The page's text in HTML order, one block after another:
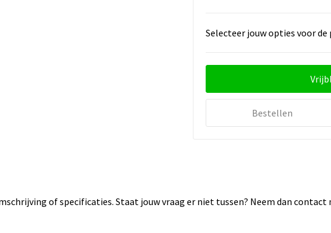
Selecteer jouw opties voor de
Bestellen
of specificaties. Staat jouw vraag er niet tussen? Neem dan contact